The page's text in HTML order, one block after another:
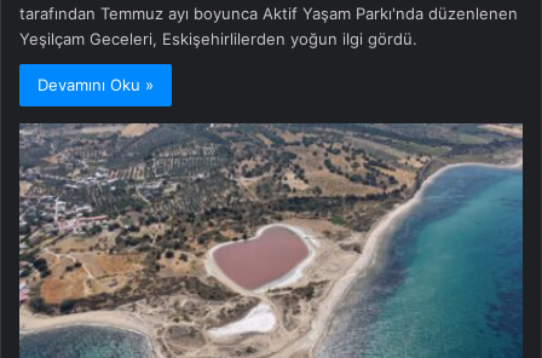
tarafından Temmuz ayı boyunca Aktif Yaşam Parkı'nda düzenlenen
Yeşilçam Geceleri, Eskişehirlilerden yoğun ilgi gördü.
Devamını Oku »